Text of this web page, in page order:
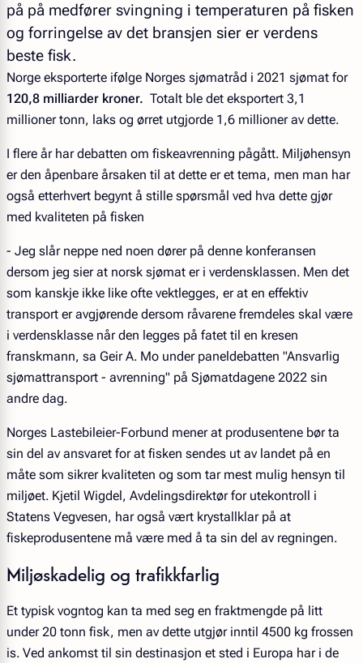
på på medfører svingning i temperaturen på fisken
og forringelse av det bransjen sier er verdens
beste fisk.
Norge eksporterte ifølge Norges sjømatråd i 2021 sjømat for
120,8 milliarder kroner. Totalt ble det eksportert 3,1
millioner tonn, laks og ørret utgjorde 1,6 millioner av dette.
I flere år har debatten om fiskeavrenning pågått. Miljøhensyn
er den åpenbare årsaken til at dette er et tema, men man har
også etterhvert begynt å stille spørsmål ved hva dette gjør
med kvaliteten på fisken
- Jeg slår neppe ned noen dører på denne konferansen
dersom jeg sier at norsk sjømat er i verdensklassen. Men det
som kanskje ikke like ofte vektlegges, er at en effektiv
transport er avgjørende dersom råvarene fremdeles skal være
i verdensklasse når den legges på fatet til en kresen
franskmann, sa Geir A. Mo under paneldebatten "Ansvarlig
sjømattransport - avrenning" på Sjømatdagene 2022 sin
andre dag.
Norges Lastebileier-Forbund mener at produsentene bør ta
sin del av ansvaret for at fisken sendes ut av landet på en
måte som sikrer kvaliteten og som tar mest mulig hensyn til
miljøet. Kjetil Wigdel, Avdelingsdirektør for utekontroll i
Statens Vegvesen, har også vært krystallklar på at
fiskeprodusentene må være med å ta sin del av regningen.
Miljøskadelig og trafikkfarlig
Et typisk vogntog kan ta med seg en fraktmengde på litt
under 20 tonn fisk, men av dette utgjør inntil 4500 kg frossen
is. Ved ankomst til sin destinasjon et sted i Europa har i de